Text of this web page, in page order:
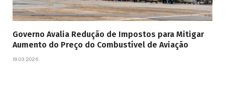
Governo Avalia Redução de Impostos para Mitigar
Aumento do Preço do Combustível de Aviação
19.03.2026